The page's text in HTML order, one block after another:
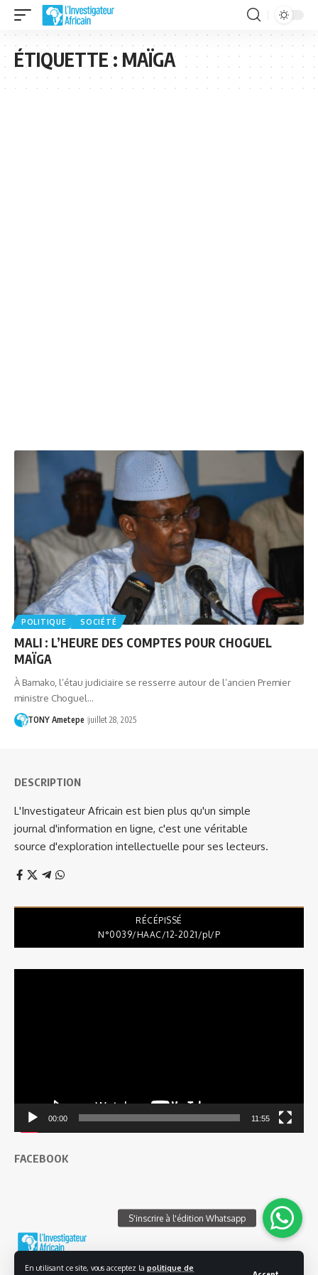
En utilisant ce site, vous acceptez la politique de
ÉTIQUETTE :MAÏGA
POLITIQUE SOCIÉTÉ
MALI : L’HEURE DES COMPTES POUR CHOGUEL
MAÏGA
À Bamako, l’étau judiciaire se resserre autour de l’ancien Premier
ministre Choguel…
TONY Ametepe juillet 28, 2025
DESCRIPTION
L'Investigateur Africain est bien plus qu'un simple
journal d'information en ligne, c'est une véritable
source d'exploration intellectuelle pour ses lecteurs.
RÉCÉPISSÉ
N°0039/HAAC/12-2021/pl/P
00:00 11:55
FACEBOOK